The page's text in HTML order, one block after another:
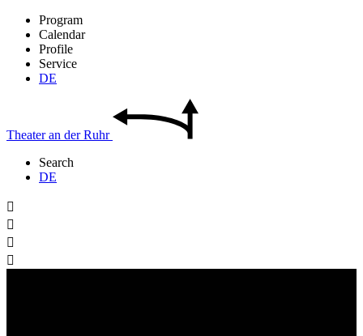
Program
Calendar
Profile
Service
DE
Theateran derRuhr
Search
DE



